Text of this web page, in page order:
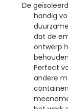
De
handig
dat de
ontwerp
Perfect
andere